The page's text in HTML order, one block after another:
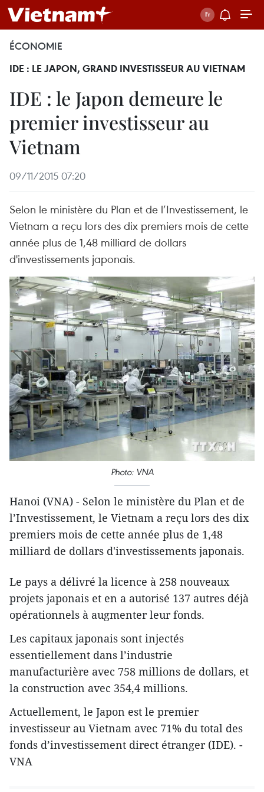
ÉCONOMIE
IDE : LE JAPON, GRAND INVESTISSEUR AU VIETNAM
IDE : le Japon demeure le
premier investisseur au
Vietnam
09/11/2015 07:20
Selon le ministère du Plan et de l’Investissement, le
Vietnam a reçu lors des dix premiers mois de cette
année plus de 1,48 milliard de dollars
d'investissements japonais.
Photo: VNA
Hanoi (VNA) - Selon le ministère du Plan et de
l’Investissement, le Vietnam a reçu lors des dix
premiers mois de cette année plus de 1,48
milliard de dollars d'investissements japonais.
Le pays a délivré la licence à 258 nouveaux
projets japonais et en a autorisé 137 autres déjà
opérationnels à augmenter leur fonds.
Les capitaux japonais sont injectés
essentiellement dans l’industrie
manufacturière avec 758 millions de dollars, et
la construction avec 354,4 millions.
Actuellement, le Japon​ est le premier
investisseur au Vietnam avec 71% du total des
fonds d’investissement direct étranger (IDE). -
VNA